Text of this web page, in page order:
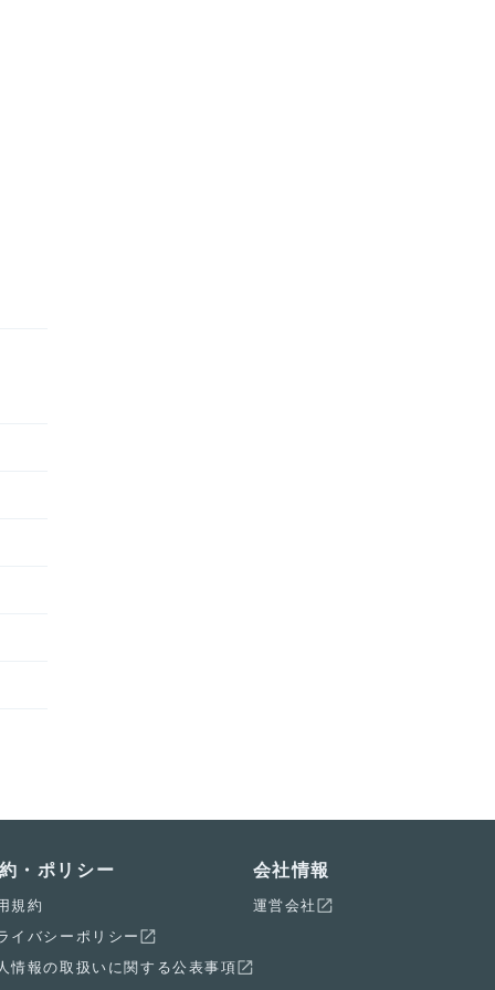
・ポリシー
規約
イバシーポリシー
情報の取扱いに関する公表事項
会社情報
運営会社